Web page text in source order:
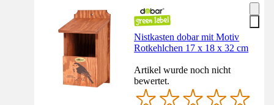
Nistkasten dobar mit Motiv
Rotkehlchen 17 x 18 x 32 cm
Artikel wurde noch nicht
bewertet.